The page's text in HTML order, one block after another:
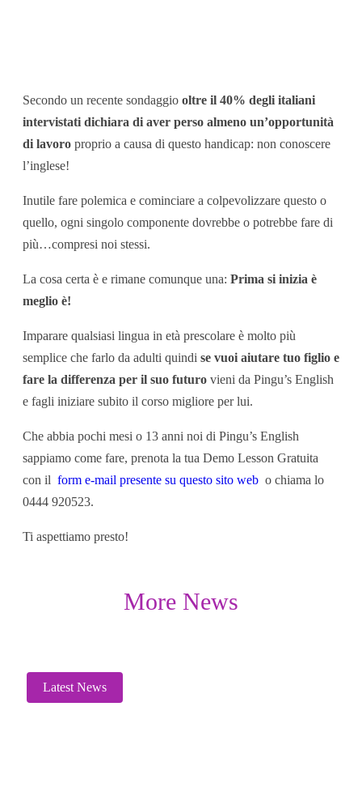
Secondo un recente sondaggio oltre il 40% degli italiani
intervistati dichiara di aver perso almeno un’opportunità
di lavoro proprio a causa di questo handicap: non conoscere
l’inglese!
Inutile fare polemica e cominciare a colpevolizzare questo o
quello, ogni singolo componente dovrebbe o potrebbe fare di
più…compresi noi stessi.
La cosa certa è e rimane comunque una: Prima si inizia è
meglio è!
Imparare qualsiasi lingua in età prescolare è molto più
semplice che farlo da adulti quindi se vuoi aiutare tuo figlio e
fare la differenza per il suo futuro vieni da Pingu’s English
e fagli iniziare subito il corso migliore per lui.
Che abbia pochi mesi o 13 anni noi di Pingu’s English
sappiamo come fare, prenota la tua Demo Lesson Gratuita
con il form e-mail presente su questo sito web o chiama lo
0444 920523.
Ti aspettiamo presto!
More News
Latest News